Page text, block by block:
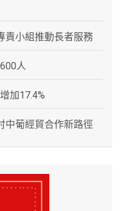
責小組推動長者服務
人
加17.4%
中葡經貿合作新路徑